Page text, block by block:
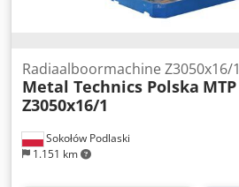
Sokołów Podlaski
1.151 km
Radiaalboormachine Z3050x16/1
Metal Technics Polska MTP
Z3050x16/1